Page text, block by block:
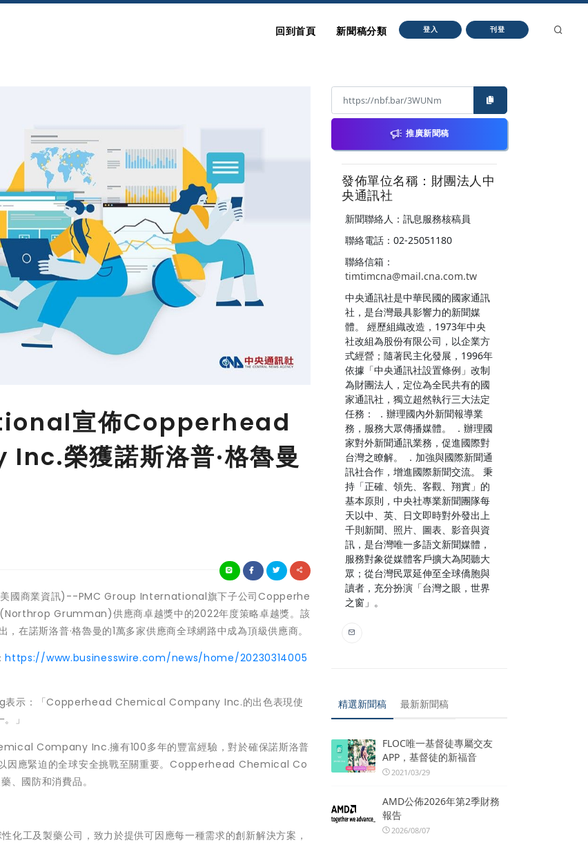
回到首頁 新聞稿分類 登入 刊登
宣佈Copperhead
榮獲諾斯洛普·格魯曼
國商業資訊)--PMC Group International旗下子公司Copperhe
Grumman)供應商卓越獎中的2022年度策略卓越獎。該
斯洛普·格魯曼的1萬多家供應商全球網路中成為頂級供應商。
https://www.businesswire.com/news/home/20230314005
表示：「Copperhead Chemical Company Inc.的出色表現使
」
Company Inc.擁有100多年的豐富經驗，對於確保諾斯洛普
以因應緊迫的全球安全挑戰至關重要。Copperhead Chemical Co
、國防和消費品。
工及製藥公司，致力於提供可因應每一種需求的創新解決方案，
推廣新聞稿
發佈單位名稱：財團法人中
央通訊社
新聞聯絡人：訊息服務核稿員
聯絡電話：02-25051180
聯絡信箱：
timtimcna@mail.cna.com.tw
中央通訊社是中華民國的國家通訊
社，是台灣最具影響力的新聞媒
體。 經歷組織改造，1973年中央
社改組為股份有限公司，以企業方
式經營；隨著民主化發展，1996年
依據「中央通訊社設置條例」改制
為財團法人，定位為全民共有的國
家通訊社，獨立超然執行三大法定
任務： ．辦理國內外新聞報導業
務，服務大眾傳播媒體。 ．辦理國
家對外新聞通訊業務，促進國際對
台灣之瞭解。 ．加強與國際新聞通
訊社合作，增進國際新聞交流。 秉
持「正確、領先、客觀、翔實」的
基本原則，中央社專業新聞團隊每
天以中、英、日文即時對外發出上
千則新聞、照片、圖表、影音與資
訊，是台灣唯一多語文新聞媒體，
服務對象從媒體客戶擴大為閱聽大
眾；從台灣民眾延伸至全球僑胞與
讀者，充分扮演「台灣之眼，世界
之窗」。
精選新聞稿 最新新聞稿
FLOC唯一基督徒專屬交友
APP，基督徒的新福音
2021/03/29
AMD公佈2026年第2季財務
報告
2026/08/07